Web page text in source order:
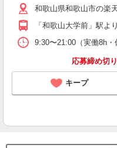
和歌山県和歌山市の楽
「和歌山大学前」駅よ
9:30〜21:00（実働8h
応募締め切
キープ